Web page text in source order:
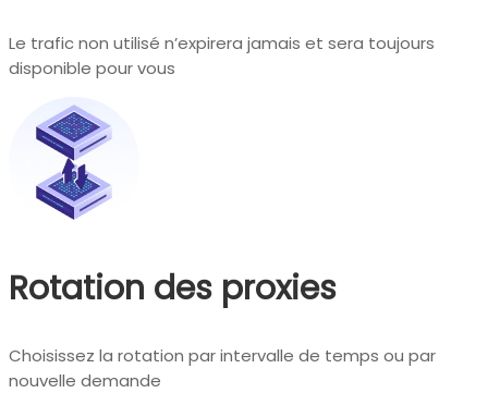
Le trafic non utilisé n’expirera jamais et sera toujours
disponible pour vous
Rotation des proxies
Choisissez la rotation par intervalle de temps ou par
nouvelle demande